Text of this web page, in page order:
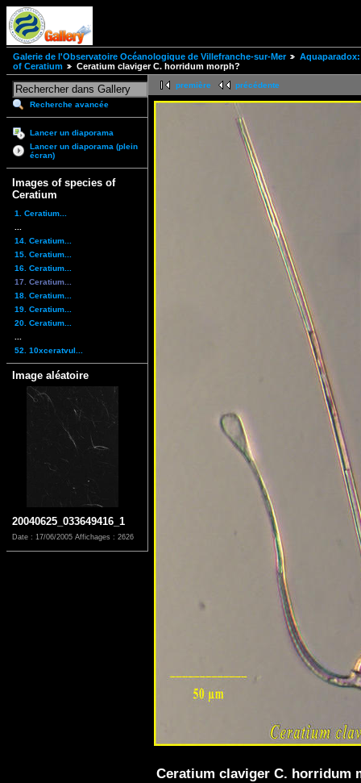
Galerie de l'Observatoire Océanologique de Villefranche-sur-Mer
of Ceratium
Ceratium claviger C. horridum morph?
Recherche avancée
Lancer un diaporama
Lancer un diaporama (plein
écran)
Images of species of
Ceratium
1. Ceratium...
14. Ceratium...
15. Ceratium...
16. Ceratium...
17. Ceratium...
18. Ceratium...
19. Ceratium...
20. Ceratium...
52. 10xceratvul...
Image aléatoire
20040625_033649416_1
Date : 17/06/2005 Affichages : 2626
première précédente
Ceratium claviger C. horridum